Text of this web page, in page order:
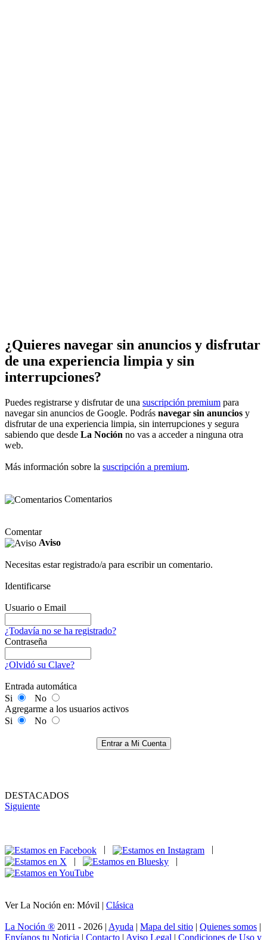
¿Quieres navegar sin anuncios y disfrutar
de una experiencia limpia y sin
interrupciones?
Puedes registrarse y disfrutar de una suscripción premium para
navegar sin anuncios de Google. Podrás navegar sin anuncios y
disfrutar de una experiencia limpia, sin interrupciones y segura
sabiendo que desde La Noción no vas a acceder a ninguna otra
web.
Más información sobre la suscripción a premium.
Comentarios
Comentar
Aviso
Necesitas estar registrado/a para escribir un comentario.
Identificarse
Usuario o Email
¿Todavía no se ha registrado?
Contraseña
¿Olvidó su Clave?
Entrada automática
Si
No
Agregarme a los usuarios activos
Si
No
Entrar a Mi Cuenta
DESTACADOS
Siguiente
|
|
Ver La Noción en: Móvil | Clásica
La Noción ® 2011 - 2026 | Ayuda | Mapa del sitio | Quienes somos |
Envíanos tu Noticia | Contacto | Aviso Legal | Condiciones de Uso y